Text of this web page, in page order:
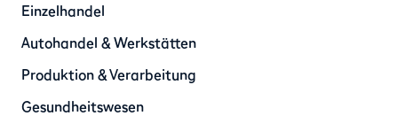
Einzelhandel
Autohandel & Werkstätten
Produktion & Verarbeitung
Gesundheitswesen